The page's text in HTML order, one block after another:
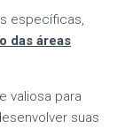
específicas,
das áreas
valiosa para
suas